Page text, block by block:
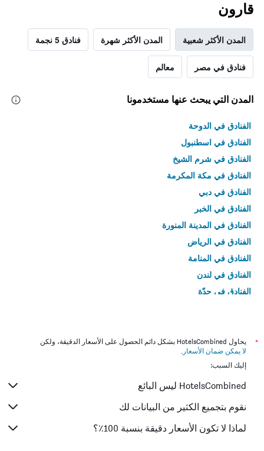
قارون
المدن الأكثر شعبية المدن الأكثر شهرة فنادق 5 نجمة
فنادق في مصر معالم
المدن التي يبحث عنها مستخدمونا
الفنادق في الدوحة
الفنادق في اسطنبول
الفنادق في شرم الشيخ
الفنادق في مكة المكرمة
الفنادق في دبي
الفنادق في الخبر
الفنادق في المدينة المنورة
الفنادق في الرياض
الفنادق في المنامة
الفنادق في لندن
الفنادق في جدّة
*
يحاول HotelsCombined بشكل دائم الحصول على الأسعار الدقيقة، ولكن
لا يمكن ضمان الأسعار .
إليك السبب:
HotelsCombined ليس البائع
نقوم بتجميع الكثير من البيانات لك
لماذا لا تكون الأسعار دقيقة بنسبة 100٪؟